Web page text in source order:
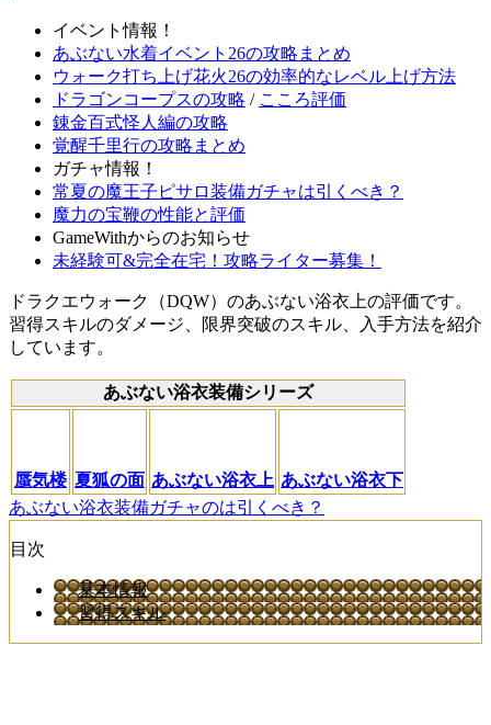
イベント情報！
あぶない水着イベント26の攻略まとめ
ウォーク打ち上げ花火26の効率的なレベル上げ方法
ドラゴンコープスの攻略 / こころ評価
錬金百式怪人編の攻略
覚醒千里行の攻略まとめ
ガチャ情報！
常夏の魔王子ピサロ装備ガチャは引くべき？
魔力の宝鞭の性能と評価
GameWithからのお知らせ
未経験可&完全在宅！攻略ライター募集！
ドラクエウォーク（DQW）のあぶない浴衣上の評価です。
習得スキルのダメージ、限界突破のスキル、入手方法を紹介
しています。
あぶない浴衣装備シリーズ
蜃気楼 夏狐の面 あぶない浴衣上 あぶない浴衣下
あぶない浴衣装備ガチャのは引くべき？
目次
基本情報
習得スキル